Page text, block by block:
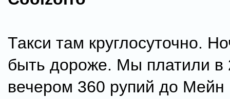
Такси там круглосуточно.
быть дороже. Мы платили в
вечером 360 рупий до Мейн